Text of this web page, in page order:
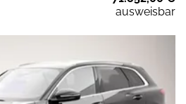
ausweisbar